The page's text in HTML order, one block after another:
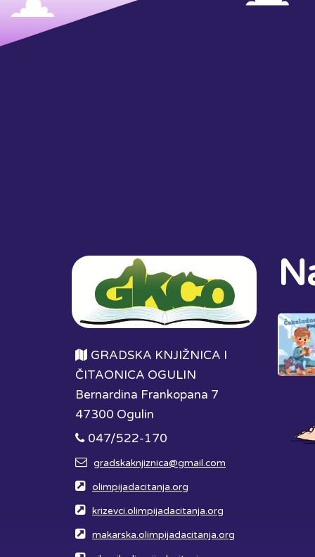
GRADSKA KNJIŽNICA I
ČITAONICA OGULIN
Bernardina Frankopana 7
47300 Ogulin
047/522-170
gradskaknjiznica@gmail.com
olimpijadacitanja.org
krizevci.olimpijadacitanja.org
makarska.olimpijadacitanja.org